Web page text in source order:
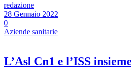
redazione
28 Gennaio 2022
0
Aziende sanitarie
L’Asl Cn1 e l’ISS